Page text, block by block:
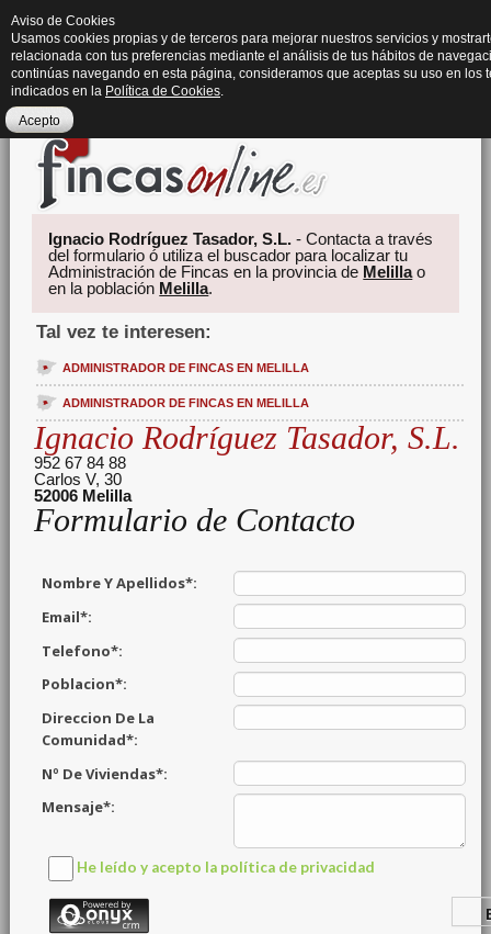
Ignacio Rodríguez Tasador, S.L. - Contacta a través
del formulario ó utiliza el buscador para localizar tu
Administración de Fincas en la provincia de Melillao
en la población Melilla.
Tal vez te interesen:
ADMINISTRADOR DE FINCAS EN MELILLA
ADMINISTRADOR DE FINCAS EN MELILLA
Ignacio Rodríguez Tasador, S.L.
952 67 84 88
Carlos V, 30
52006 Melilla
Formulario de Contacto
Aviso de Cookies
Usamos cookies propias y de terceros para mejorar nuestros servicios y
relacionada con tus preferencias mediante el análisis de tus hábitos de
continúas navegando en esta página, consideramos que aceptas su uso en los
indicados en la Política de Cookies.
Acepto